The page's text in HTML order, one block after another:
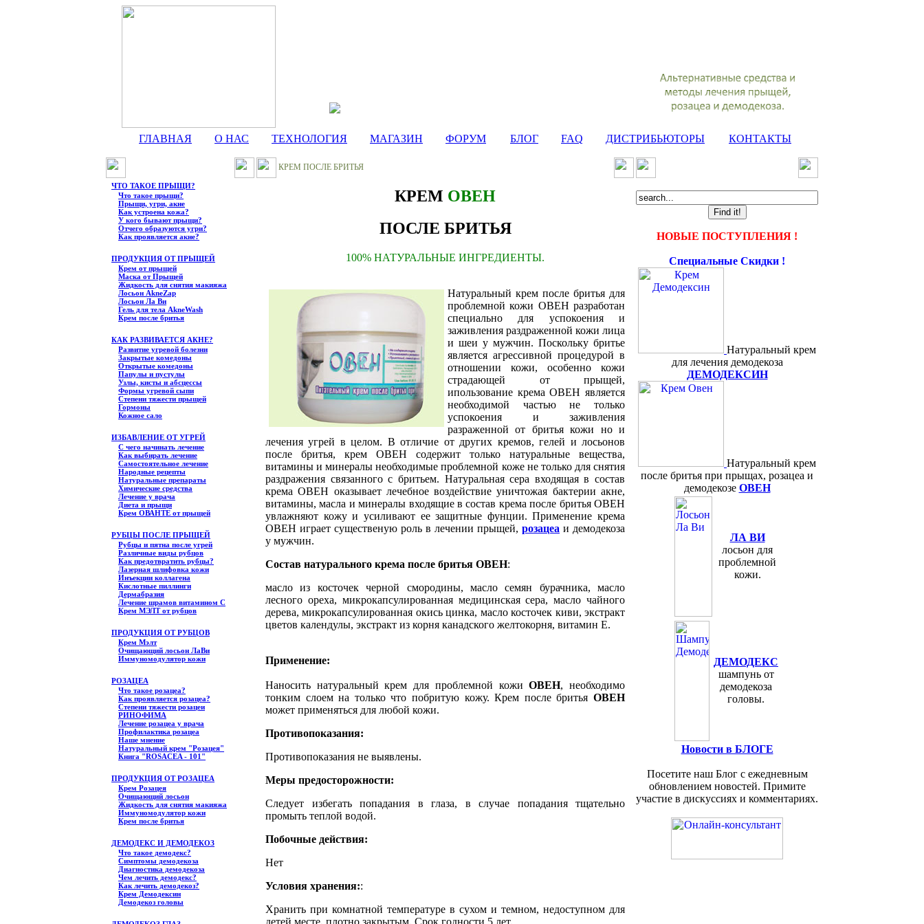
ГЛАВНАЯ О НАС ТЕХНОЛОГИЯ МАГАЗИН ФОРУМ БЛОГ FAQ ДИСТРИБЬЮТОРЫ КОНТАКТЫ
ЧТО ТАКОЕ ПРЫЩИ?
Что такое прыщи?
Прыщи, угри, акне
Как устроена кожа?
У кого бывают прыщи?
Отчего образуются угри?
Как проявляется акне?
ПРОДУКЦИЯ ОТ ПРЫЩЕЙ
Крем от прыщей
Маска от Прыщей
Жидкость для снятия макияжа
Лосьон AkneZap
Лосьон Ла Ви
Гель для тела АkneWash
Крем после бритья
КАК РАЗВИВАЕТСЯ АКНЕ?
Развитие угревой болезни
Закрытые комедоны
Открытые комедоны
Папулы и пустулы
Узлы, кисты и абсцессы
Формы угревой сыпи
Степени тяжести прыщей
Гормоны
Кожное сало
ИЗБАВЛЕНИЕ ОТ УГРЕЙ
С чего начинать лечение
Как выбирать лечение
Самостоятельное лечение
Народные рецепты
Натуральные препараты
Химические средства
Лечение у врача
Диета и прыщи
Крем ОВАНТЕ от прыщей
РУБЦЫ ПОСЛЕ ПРЫЩЕЙ
Рубцы и пятна после угрей
Различные виды рубцов
Как предотвратить рубцы?
Лазерная шлифовка кожи
Инъекции коллагена
Кислотные пиллинги
Дермабразия
Лечение шрамов витамином С
Крем МЭЛТ от рубцов
ПРОДУКЦИЯ ОТ РУБЦОВ
Крем Мэлт
Очищающий лосьон ЛаВи
Иммуномодулятор кожи
РОЗАЦЕА
Что такое розацеа?
Как проявляется розацеа?
Степени тяжести розацеи
РИНОФИМА
Лечение розацеа у врача
Профилактика розацеа
Наше мнение
Натуральный крем "Розацея"
Книга "ROSACEA - 101"
ПРОДУКЦИЯ ОТ РОЗАЦЕА
Крем Розацея
Очищающий лосьон
Жидкость для снятия макияжа
Иммуномодулятор кожи
Крем после бритья
ДЕМОДЕКС И ДЕМОДЕКОЗ
Что такое демодекс?
Симптомы демодекоза
Диагностика демодекоза
Чем лечить демодекс?
Как лечить демодекоз?
Крем Демодексин
Демодекоз головы
КРЕМ ПОСЛЕ БРИТЬЯ
КРЕМ ОВЕН
ПОСЛЕ БРИТЬЯ
100% НАТУРАЛЬНЫЕ ИНГРЕДИЕНТЫ.
Натуральный крем после бритья для
проблемной кожи ОВЕН разработан
специально для успокоения и
заживления раздраженной кожи лица
и шеи у мужчин. Поскольку бритье
является агрессивной процедурой в
отношении кожи, особенно кожи
страдающей от прыщей,
ипользование крема ОВЕН является
необходимой частью не только
успокоения и заживления
разраженной от бритья кожи но и
лечения угрей в целом. В отличие от других кремов, гелей и лосьонов
после бритья, крем ОВЕН содержит только натуральные вещества,
витамины и минералы необходимые проблемной коже не только для снятия
раздражения связанного с бритьем. Натуральная cера входящая в состав
крема ОВЕН оказывает лечебное воздействие уничтожая бактерии акне,
витамины, масла и минералы входящие в состав крема после бритья ОВЕН
увлажняют кожу и усиливают ее защитные фунции. Применение крема
ОВЕН играет существеную роль в лечении прыщей, розацеа и демодекоза
у мужчин.
Состав натурального крема после бритья ОВЕН:
масло из косточек черной смородины, масло семян бурачника, масло
лесного ореха, микрокапсулированная медицинская сера, масло чайного
дерева, микрокапсулированная окись цинка, масло косточек киви, экстракт
цветов календулы, экстракт из корня канадского желтокорня, витамин Е.
Применение:
Наносить натуральный крем для проблемной кожиОВЕН, необходимо
тонким слоем на только что побритую кожу. Крем после бритья ОВЕН
может применяться для любой кожи.
Противопоказания:
Противопоказания не выявлены.
Меры предосторожности:
Следует избегать попадания в глаза, в случае попадания тщательно
промыть теплой водой.
Побочные действия:
Нет
Условия хранения::
Хранить при комнатной температуре в сухом и темном, недоступном для
детей месте, плотно закрытым. Срок годности 5 лет.
НОВЫЕ ПОСТУПЛЕНИЯ !
Специальные Скидки !
Натуральный крем
для лечения демодекоза
ДЕМОДЕКСИН
Натуральный крем
после бритья при прыщах, розацеа и
демодекозе ОВЕН
ЛА ВИ
лосьон для
проблемной
кожи.
ДЕМОДЕКС
шампунь от
демодекоза
головы.
Новости в БЛОГЕ
Посетите наш Блог с ежедневным
обновлением новостей. Примите
участие в дискуссиях и комментариях.